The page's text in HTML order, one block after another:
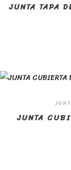
JUNTA TAPA
JUNTA